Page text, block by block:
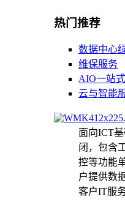
热门推荐
数据中心
维保服务
AIO一站
云与智能
面向ICT
闭，包含
控等功能
户提供数
客户IT服